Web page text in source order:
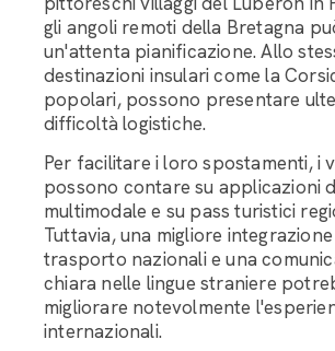
gli angoli remoti della Bretagna
un'attenta pianificazione. Allo
destinazioni insulari come la
popolari, possono presentare
difficoltà logistiche.
Per facilitare i loro spostamenti, i
possono contare su applicazioni
multimodale e su pass turistici
Tuttavia, una migliore
trasporto nazionali e una
chiara nelle lingue straniere
migliorare notevolmente
internazionali.